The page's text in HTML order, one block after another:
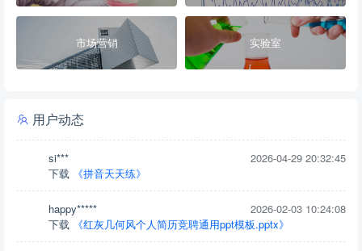
市场营销 实验室
用户动态
si***
2026-04-29 20:32:45
下载 《拼音天天练》
happy*****
2026-02-03 10:24:08
下载 《红灰几何风个人简历竞聘通用ppt模板.pptx》